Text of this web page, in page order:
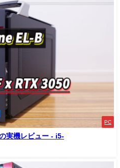
PC
実機レビュー - i5-